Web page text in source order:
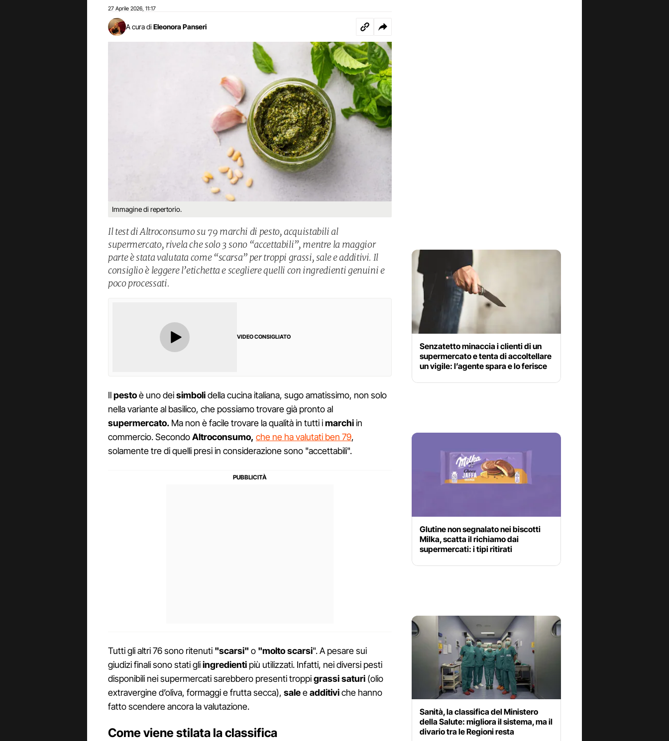
27 Aprile 2026 11:17
A cura di Eleonora Panseri
Immagine di repertorio.
Il test di Altroconsumo su 79 marchi di pesto, acquistabili al
supermercato, rivela che solo 3 sono “accettabili”, mentre la maggior
parte è stata valutata come “scarsa” per troppi grassi, sale e additivi. Il
consiglio è leggere l’etichetta e scegliere quelli con ingredienti genuini e
poco processati.
VIDEO CONSIGLIATO
Ilpestoè uno deisimbolidella cucina italiana, sugo amatissimo, non solo
nella variante al basilico, che possiamo trovare già pronto al
supermercato. Ma non è facile trovare la qualità in tutti imarchiin
commercio. SecondoAltroconsumo, che ne ha valutati ben 79,
solamente tre di quelli presi in considerazione sono "accettabili".
Tutti gli altri 76 sono ritenuti "scarsi" o "moltoscarsi". A pesare sui
giudizi finali sono stati gliingredienti più utilizzati. Infatti, nei diversi pesti
disponibili nei supermercati sarebbero presenti troppigrassi saturi (olio
extravergine d’oliva, formaggi e frutta secca), saleeadditiviche hanno
fatto scendere ancora la valutazione.
Come viene stilata la classifica
Senzatetto minaccia i clienti di un
supermercato e tenta di accoltellare
un vigile: l’agente spara e lo ferisce
Glutine non segnalato nei biscotti
Milka, scatta il richiamo dai
supermercati: i tipi ritirati
Sanità, la classifica del Ministero
della Salute: migliora il sistema, ma il
divario tra le Regioni resta